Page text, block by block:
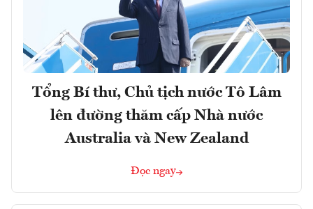
Tổng Bí thư, Chủ tịch nước Tô Lâm
lên đường thăm cấp Nhà nước
Australia và New Zealand
Đọc ngay